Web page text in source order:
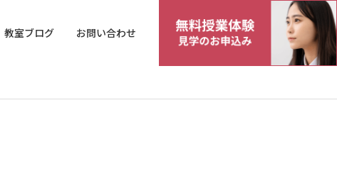
教室ブログ お問い合わせ